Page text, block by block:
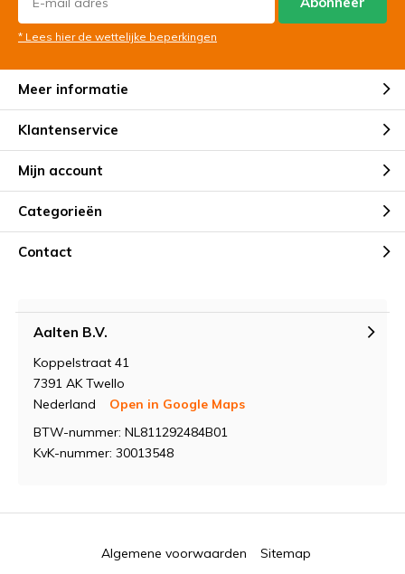
* Lees hier de wettelijke beperkingen
Meer informatie
Klantenservice
Mijn account
Categorieën
Contact
Aalten B.V.
Koppelstraat 41
7391 AK Twello
Nederland
Open in Google Maps
BTW-nummer: NL811292484B01
KvK-nummer: 30013548
Algemene voorwaarden Sitemap